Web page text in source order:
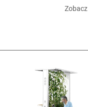
Zobacz